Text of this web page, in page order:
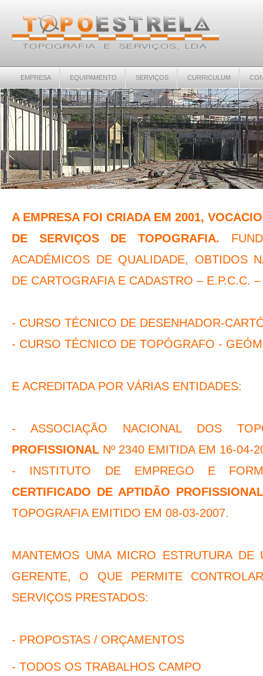
EMPRESA EQUIPAMENTO SERVIÇOS CURRICULUM
A EMPRESA FOI CRIADA EM 2001,
DE SERVIÇOS DE TOPOGRAFIA.
ACADÉMICOS DE QUALIDADE, OBTIDOS
DE CARTOGRAFIA E CADASTRO – E.P.C.C.
- CURSO TÉCNICO DE DESENHADOR-
- CURSO TÉCNICO DE TOPÓGRAFO -
E ACREDITADA POR VÁRIAS ENTIDADES:
- ASSOCIAÇÃO NACIONAL DOS
PROFISSIONAL Nº 2340 EMITIDA EM 16-04-
- INSTITUTO DE EMPREGO E
CERTIFICADO DE APTIDÃO
TOPOGRAFIA EMITIDO EM 08-03-2007.
MANTEMOS UMA MICRO ESTRUTURA
GERENTE, O QUE PERMITE
SERVIÇOS PRESTADOS:
- PROPOSTAS / ORÇAMENTOS
- TODOS OS TRABALHOS CAMPO